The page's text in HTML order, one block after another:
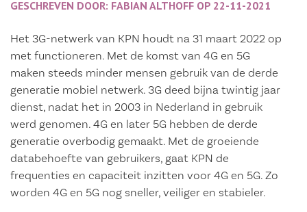
GESCHREVEN DOOR: FABIAN ALTHOFF OP 22-11-2021
Het 3G-netwerk van KPN houdt na 31 maart 2022 op
met functioneren. Met de komst van 4G en 5G
maken steeds minder mensen gebruik van de derde
generatie mobiel netwerk. 3G deed bijna twintig jaar
dienst, nadat het in 2003 in Nederland in gebruik
werd genomen. 4G en later 5G hebben de derde
generatie overbodig gemaakt. Met de groeiende
databehoefte van gebruikers, gaat KPN de
frequenties en capaciteit inzitten voor 4G en 5G. Zo
worden 4G en 5G nog sneller, veiliger en stabieler.